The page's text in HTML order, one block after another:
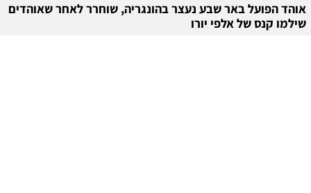
אוהד הפועל באר שבע נעצר בהונגריה, שוחרר לאחר שאוהדים
שילמו קנס של אלפי יורו